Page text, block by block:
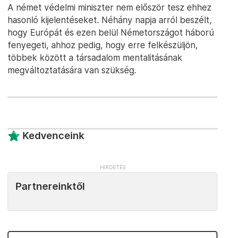
A német védelmi miniszter nem először tesz ehhez
hasonló kijelentéseket. Néhány napja arról beszélt,
hogy Európát és ezen belül Németországot háború
fenyegeti, ahhoz pedig, hogy erre felkészüljön,
többek között a társadalom mentalitásának
megváltoztatására van szükség.
Kedvenceink
Partnereinktől